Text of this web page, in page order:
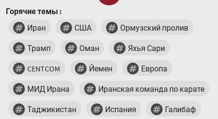
Горячие темы :
Иран
США Ормузский пролив
Трамп Оман Яхья Сари
CENTCOM Йемен Европа
МИД Ирана Иранская команда по карате
Таджикистан Испания Галибаф